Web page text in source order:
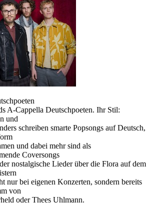
A-Cappella Deutschpoeten. Ihr Stil:
und
schreiben smarte Popsongs auf Deutsch,
und dabei mehr sind als
Coversongs
nostalgische Lieder über die Flora auf dem
nur bei eigenen Konzerten, sondern bereits
von
oder Thees Uhlmann.